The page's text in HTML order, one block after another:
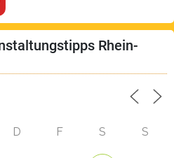
Rhein-
D F S S